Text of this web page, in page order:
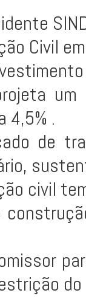
Civil
4,5% .
de
civil